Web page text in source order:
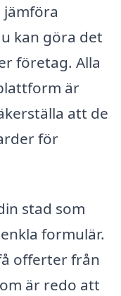
kan göra det
företag. Alla
är
att de
för
stad som
formulär.
offerter från
är redo att